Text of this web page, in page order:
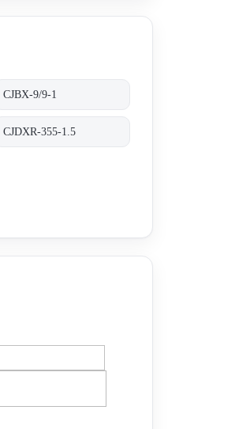
CJBX-9/9-1
CJDXR-355-1.5